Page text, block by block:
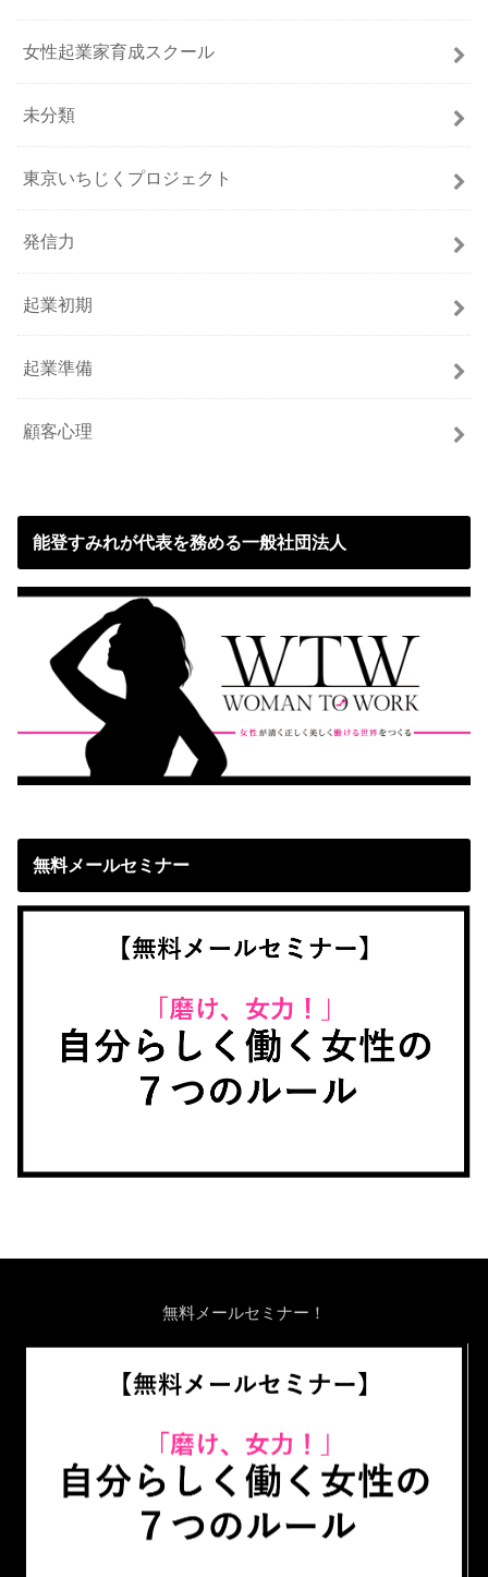
女性起業家育成スクール
未分類
東京いちじくプロジェクト
発信力
起業初期
起業準備
顧客心理
能登すみれが代表を務める一般社団法人
無料メールセミナー
無料メールセミナー！